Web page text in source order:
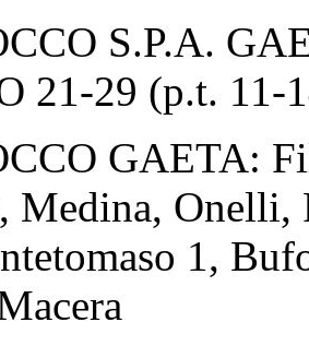
S.P.A.
21-29 (p.t. 11-
GAETA:
Medina, Onelli,
1,